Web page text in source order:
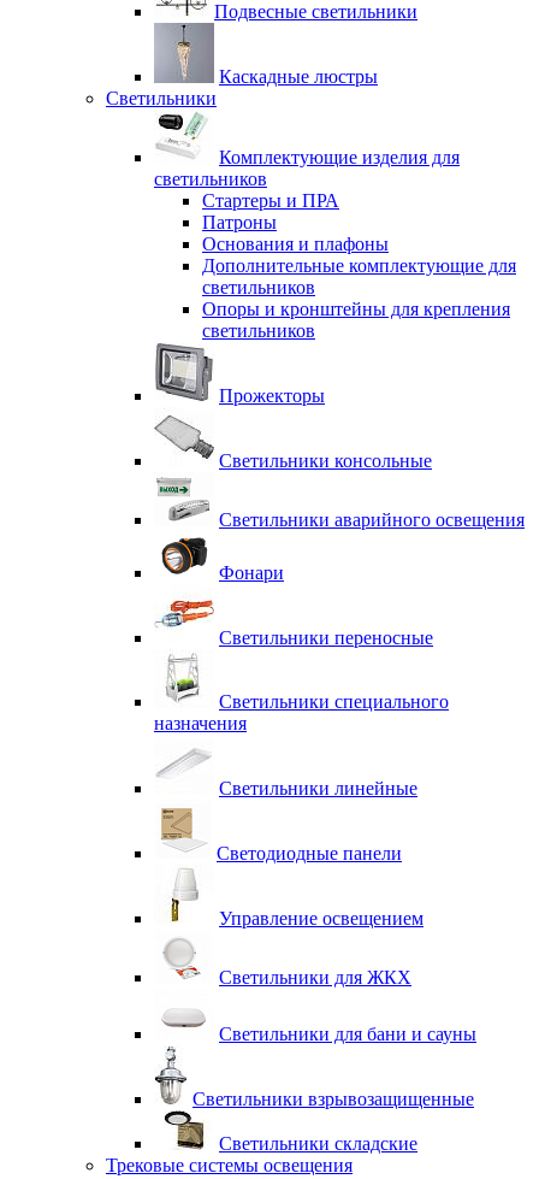
Подвесные светильники
Каскадные люстры
Светильники
Комплектующие изделия для
светильников
Стартеры и ПРА
Патроны
Основания и плафоны
Дополнительные комплектующие для
светильников
Опоры и кронштейны для крепления
светильников
Прожекторы
Светильники консольные
Светильники аварийного освещения
Фонари
Светильники переносные
Светильники специального
назначения
Светильники линейные
Светодиодные панели
Управление освещением
Светильники для ЖКХ
Светильники для бани и сауны
Светильники взрывозащищенные
Светильники складские
Трековые системы освещения